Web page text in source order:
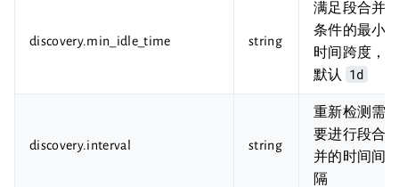
discovery.min_idle_time string
满足段合并
条件的最小
时间跨度，
默认
1d
discovery.interval string
重新检测需
要进行段合
并的时间间
隔